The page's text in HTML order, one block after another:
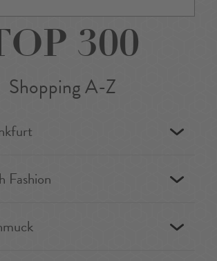
300
Shopping A-Z
Fashion